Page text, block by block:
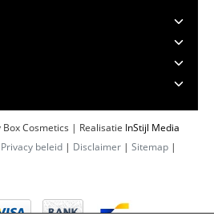
Cosmetics | Realisatie InStijl Media
Privacy beleid | Disclaimer | Sitemap |